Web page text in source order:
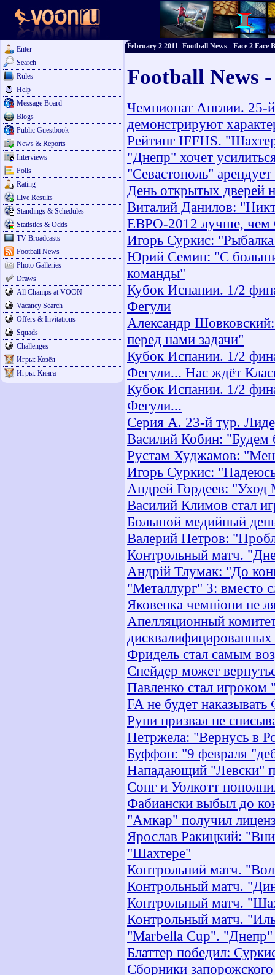
Enter
Search
Rules
Help
Message Board
Blogs
Public Guestbook
News & Reports
Interviews
Polls
Rating
Live Results
Standings & Schedules
Statistics & Odds
TV Broadcasts
Football News
Photo Galleries
Draws
All Champs at VOON
Vacancy Search
Offers & Invitations
Squads
Challenges
Игры: Козёл
Игры: Кинга
February 2 2011- Football News - Face 2 Face
Football News
Чемпионат Англии. 25-
демонстрируют
Рейтинг IFFHS.
"Днепр" хочет
"Севастополь"
День открытых дверей
Виталий Данилов:
ЕВРО-2012 лучше, чем
Игорь Суркис:
Юрий Семин: "С
команды"
Кубок Испании. 1/2
Фегули
Александр
перед нами задачи"
Кубок Испании. 1/2
Фегули... Нас ждёт
Кубок Испании. 1/2
Фегули...
Серия А. 23-й тур.
Василий Кобин: "Будем
Рустам Худжамов:
Игорь Суркис:
Андрей Гордеев: "Уход
Василий Климов стал
Большой медийный
Валерий Петров:
Контрольный матч.
Андрій Тлумак: "До
"Металлург" З: вместо
Яковенка чемпіони не
Апелляционный
Фридель стал самым
Снейдер может
Павленко стал игроком
FA не будет наказывать
Руни призвал не
Петржела: "Вернусь в
Буффон: "9 февраля
Нападающий "Левски"
Сонг и Уолкотт
Фабиански выбыл до
"Амкар" получил
Ярослав Ракицкий:
"Шахтере"
Контрольний матч.
Контрольный матч.
Контрольный матч.
Контрольный матч.
"Marbella Cup".
Блаттер победил:
Сборники